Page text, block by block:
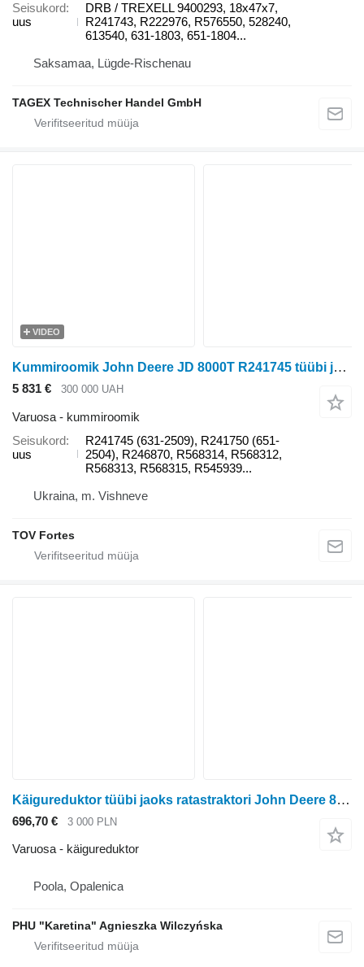
Seisukord
uus
DRB / TREXELL 9400293, 18x47x7,
R241743, R222976, R576550, 528240,
613540, 631-1803, 651-1804...
Saksamaa, Lügde-Rischenau
TAGEX Technischer Handel GmbH
VIDEO
Kummiroomik John Deere JD 8000T R241745 tüübi jaoks roomiktraktori John Deere Deere 8000T / 8100T / 8200T / 8300T / 8400T / 8110T
5 831 € 300 000 UAH
Varuosa - kummiroomik
Seisukord
uus
R241745 (631-2509), R241750 (651-
2504), R246870, R568314, R568312,
R568313, R568315, R545939...
Ukraina, m. Vishneve
TOV Fortes
Käigureduktor tüübi jaoks ratastraktori John Deere 8400r
696,70 € 3 000 PLN
Varuosa - käigureduktor
Poola, Opalenica
PHU "Karetina" Agnieszka Wilczyńska